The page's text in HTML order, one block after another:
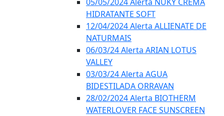
HIDRATANTE SOFT
12/04/2024 Alerta ALLIENATE DE
NATURMAIS
06/03/24 Alerta ARIAN LOTUS
VALLEY
03/03/24 Alerta AGUA
BIDESTILADA ORRAVAN
28/02/2024 Alerta BIOTHERM
WATERLOVER FACE SUNSCREEN